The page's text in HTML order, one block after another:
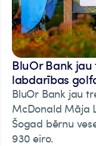
BluOr Bank
labdarības
BluOr Bank jau
McDonald Māja
Šogad bērnu
930 eiro.